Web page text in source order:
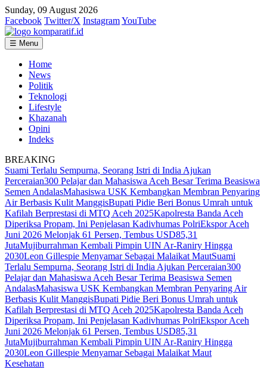
Sunday, 09 August 2026
Facebook Twitter/X InstagramYouTube
☰ Menu
Home
News
Politik
Teknologi
Lifestyle
Khazanah
Opini
Indeks
BREAKING
Suami Terlalu Sempurna, Seorang Istri di India Ajukan
Perceraian300 Pelajar dan Mahasiswa Aceh Besar Terima Beasiswa
Semen AndalasMahasiswa USK Kembangkan Membran Penyaring
Air Berbasis Kulit ManggisBupati Pidie Beri Bonus Umrah untuk
Kafilah Berprestasi di MTQ Aceh 2025Kapolresta Banda Aceh
Diperiksa Propam, Ini Penjelasan Kadivhumas PolriEkspor Aceh
Juni 2026 Melonjak 61 Persen, Tembus USD85,31
JutaMujiburrahman Kembali Pimpin UIN Ar-Raniry Hingga
2030Leon Gillespie Menyamar Sebagai Malaikat MautSuami
Terlalu Sempurna, Seorang Istri di India Ajukan Perceraian300
Pelajar dan Mahasiswa Aceh Besar Terima Beasiswa Semen
AndalasMahasiswa USK Kembangkan Membran Penyaring Air
Berbasis Kulit ManggisBupati Pidie Beri Bonus Umrah untuk
Kafilah Berprestasi di MTQ Aceh 2025Kapolresta Banda Aceh
Diperiksa Propam, Ini Penjelasan Kadivhumas PolriEkspor Aceh
Juni 2026 Melonjak 61 Persen, Tembus USD85,31
JutaMujiburrahman Kembali Pimpin UIN Ar-Raniry Hingga
2030Leon Gillespie Menyamar Sebagai Malaikat Maut
Kesehatan